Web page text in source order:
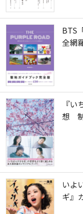
BTS
全網
『
想 制
いよ
ギ』